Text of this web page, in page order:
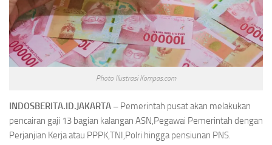
Photo Ilustrasi Kompas.com
INDOSBERITA.ID.JAKARTA – Pemerintah pusat akan melakukan
pencairan gaji 13 bagian kalangan ASN,Pegawai Pemerintah dengan
Perjanjian Kerja atau PPPK,TNI,Polri hingga pensiunan PNS.